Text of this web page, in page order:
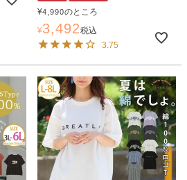
¥4,990のところ
¥3,492税込
3.75